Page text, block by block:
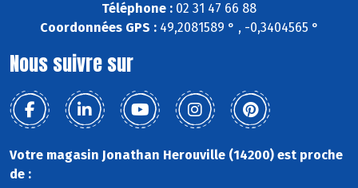
Téléphone : 02 31 47 66 88
Coordonnées GPS :49,2081589 ° , -0,3404565 °
Nous suivre sur
Votre magasin Jonathan Herouville (14200) est proche
de :